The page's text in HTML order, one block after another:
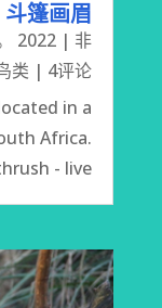
斗篷画眉
2022 | 非
类 | 4评论
in a
Africa.
- live